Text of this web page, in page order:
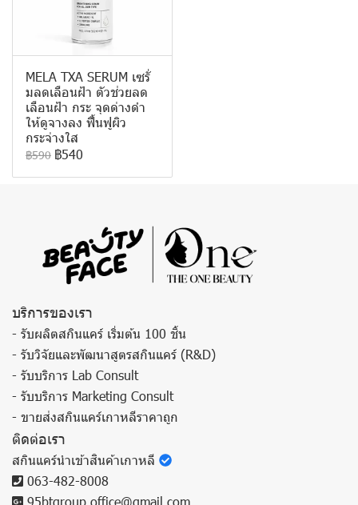
MELA TXA SERUM เซรั่
มลดเลือนฝ้า ตัวช่วยลด
เลือนฝ้า กระ จุดด่างดำ
ให้ดูจางลง ฟื้นฟูผิว
กระจ่างใส
฿590 ฿540
บริการของเรา
- รับผลิตสกินแคร์ เริ่มต้น 100 ชิ้น
- รับวิจัยและพัฒนาสูตรสกินแคร์ (R&D)
- รับบริการ Lab Consult
- รับบริการ Marketing Consult
- ขายส่งสกินแคร์เกาหลีราคาถูก
ติดต่อเรา
สกินแคร์นำเข้าสินค้าเกาหลี
063-482-8008
95btgroup.office@gmail.com